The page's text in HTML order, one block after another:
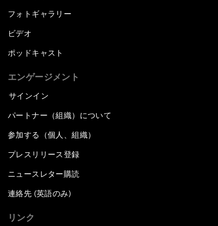
フォトギャラリー
ビデオ
ポッドキャスト
エンゲージメント
サインイン
パートナー（組織）について
参加する（個人、組織）
プレスリリース登録
ニュースレター購読
連絡先 (英語のみ)
リンク